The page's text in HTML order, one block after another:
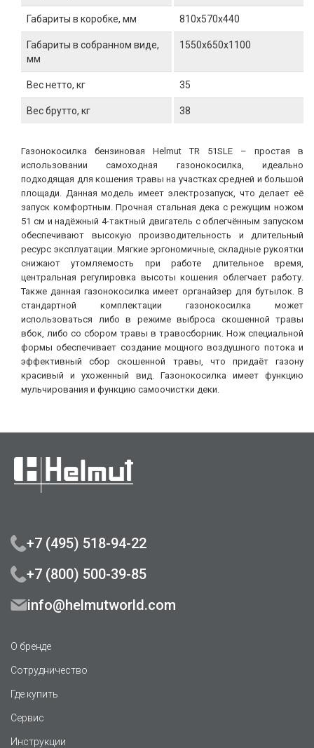
Габариты в коробке, мм 810x570x440
Габариты в собранном виде,
мм
1550х650х1100
Вес нетто, кг 35
Вес брутто, кг 38
Газонокосилка бензиновая Helmut TR 51SLE – простая в
использовании самоходная газонокосилка, идеально
подходящая для кошения травы на участках средней и большой
площади. Данная модель имеет электрозапуск, что делает её
запуск комфортным. Прочная стальная дека с режущим ножом
51 см и надёжный 4-тактный двигатель с облегчённым запуском
обеспечивают высокую производительность и длительный
ресурс эксплуатации. Мягкие эргономичные, складные рукоятки
снижают утомляемость при работе длительное время,
центральная регулировка высоты кошения облегчает работу.
Также данная газонокосилка имеет органайзер для бутылок. В
стандартной комплектации газонокосилка может
использоваться либо в режиме выброса скошенной травы
вбок, либо со сбором травы в травосборник. Нож специальной
формы обеспечивает создание мощного воздушного потока и
эффективный сбор скошенной травы, что придаёт газону
красивый и ухоженный вид. Газонокосилка имеет функцию
мульчирования и функцию самоочистки деки.
+7 (495) 518-94-22
+7 (800) 500-39-85
info@helmutworld.com
О бренде
Сотрудничество
Где купить
Сервис
Инструкции